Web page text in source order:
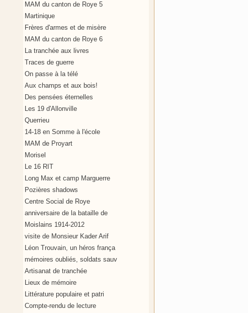
MAM du canton de Roye 5
Martinique
Frères d'armes et de misère
MAM du canton de Roye 6
La tranchée aux livres
Traces de guerre
On passe à la télé
Aux champs et aux bois!
Des pensées éternelles
Les 19 d'Allonville
Querrieu
14-18 en Somme à l'école
MAM de Proyart
Morisel
Le 16 RIT
Long Max et camp Marguerre
Pozières shadows
Centre Social de Roye
anniversaire de la bataille de
Moislains 1914-2012
visite de Monsieur Kader Arif
Léon Trouvain, un héros frança
mémoires oubliés, soldats sauv
Artisanat de tranchée
Lieux de mémoire
Littérature populaire et patri
Compte-rendu de lecture